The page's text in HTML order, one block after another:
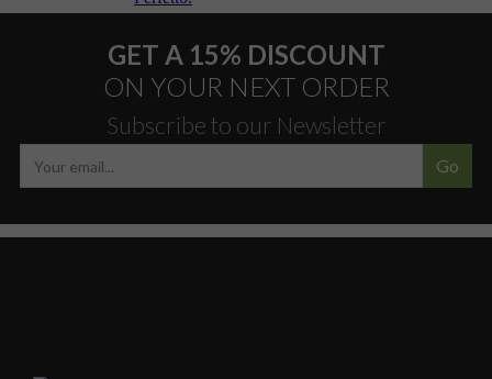
GET A 15% DISCOUNT
ON YOUR NEXT ORDER
Subscribe to our Newsletter
Go